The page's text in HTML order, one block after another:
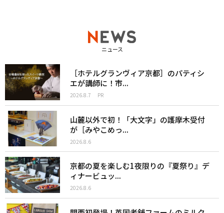
ニュース
［ホテルグランヴィア京都］のパティシ
エが講師に！市...
2026.8.7 PR
山麓以外で初！「大文字」の護摩木受付
が［みやこめっ...
2026.8.6
京都の夏を楽しむ1夜限りの『夏祭り』デ
ィナービュッ...
2026.8.6